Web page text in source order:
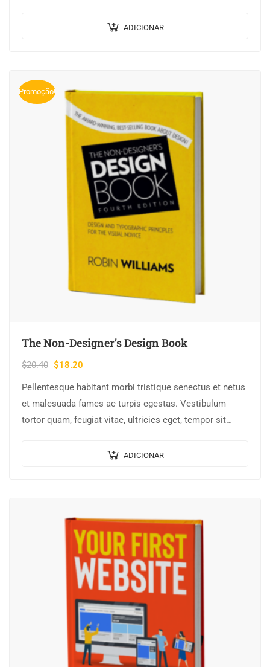
ADICIONAR
Promoção!
The Non-Designer’s Design Book
$20.40 $18.20
Pellentesque habitant morbi tristique senectus et netus
et malesuada fames ac turpis egestas. Vestibulum
tortor quam, feugiat vitae, ultricies eget, tempor sit
ADICIONAR